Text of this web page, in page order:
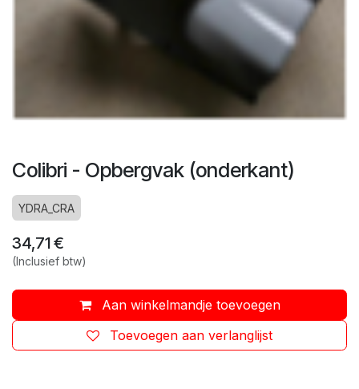
Colibri - Opbergvak (onderkant)
YDRA_CRA
34,71€
(Inclusief btw)
Aan winkelmandje toevoegen
Toevoegen aan verlanglijst